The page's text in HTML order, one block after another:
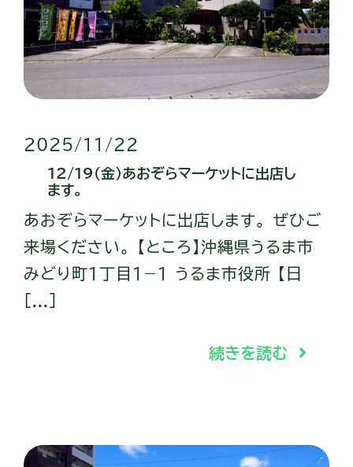
2025/11/22
12/19（金）あおぞらマーケットに出店し
ます。
あおぞらマーケットに出店します。 ぜひご
来場ください。 【ところ】沖縄県うるま市
みどり町１丁目１−１ うるま市役所 【日
続きを読む